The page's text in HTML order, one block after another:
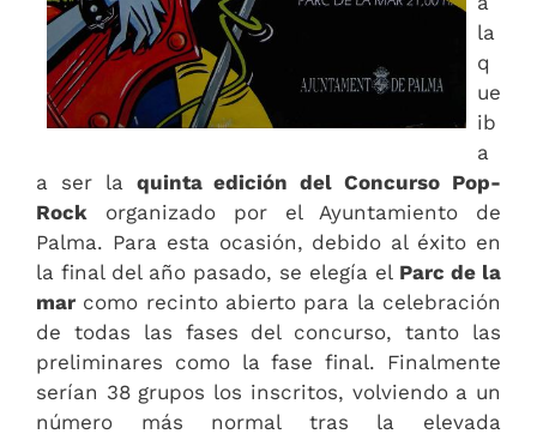
la
q
ue
ib
a
a ser la quinta edición del Concurso Pop-
Rock organizado por el Ayuntamiento de
Palma. Para esta ocasión, debido al éxito en
la final del año pasado, se elegía el Parc de la
mar como recinto abierto para la celebración
de todas las fases del concurso, tanto las
preliminares como la fase final. Finalmente
serían 38 grupos los inscritos, volviendo a un
número más normal tras la elevada